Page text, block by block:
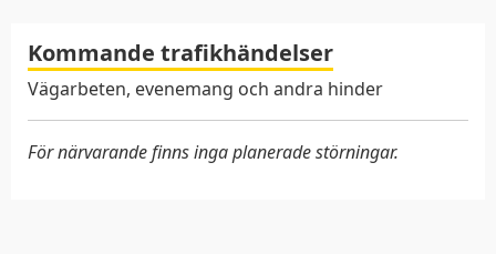
Kommande trafikhändelser
Vägarbeten, evenemang och andra hinder
För närvarande finns inga planerade störningar.